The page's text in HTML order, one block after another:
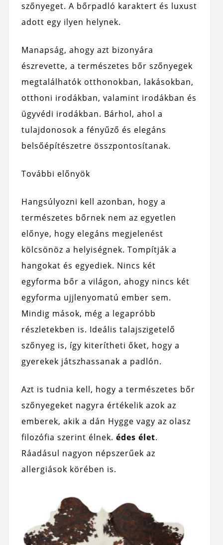
szőnyeget. A bőrpadló karaktert és luxust
adott egy ilyen helynek.
Manapság, ahogy azt bizonyára
észrevette, a természetes bőr szőnyegek
megtalálhatók otthonokban, lakásokban,
otthoni irodákban, valamint irodákban és
ügyvédi irodákban. Bárhol, ahol a
tulajdonosok a fényűző és elegáns
belsőépítészetre összpontosítanak.
További előnyök
Hangsúlyozni kell azonban, hogy a
természetes bőrnek nem az egyetlen
előnye, hogy elegáns megjelenést
kölcsönöz a helyiségnek. Tompítják a
hangokat és egyediek. Nincs két
egyforma bőr a világon, ahogy nincs két
egyforma ujjlenyomatú ember sem.
Mindig mások, még a legapróbb
részletekben is. Ideális talajszigetelő
szőnyeg is, így kiterítheti őket, hogy a
gyerekek játszhassanak a padlón.
Azt is tudnia kell, hogy a természetes bőr
szőnyegeket nagyra értékelik azok az
emberek, akik a dán Hygge vagy az olasz
filozófia szerint élnek. édes élet.
Ráadásul nagyon népszerűek az
allergiások körében is.